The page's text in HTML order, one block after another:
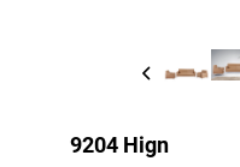
9204 Hign